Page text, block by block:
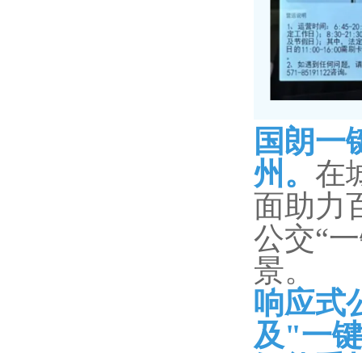
国朗一
州。 在
面助力
公交“
景。
响应式
及"一